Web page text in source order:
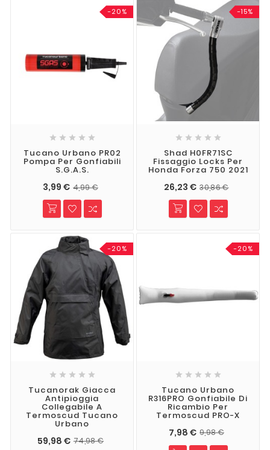
-20%
    
Tucano Urbano PR02
Pompa Per Gonfiabili
S.G.A.S.
3,99 € 4,99 €
-15%
    
Shad H0FR71SC
Fissaggio Locks Per
Honda Forza 750 2021
26,23 € 30,86 €
-20%
    
Tucanorak Giacca
Antipioggia
Collegabile A
Termoscud Tucano
Urbano
59,98 € 74,98 €
-20%
    
Tucano Urbano
R316PRO Gonfiabile Di
Ricambio Per
Termoscud PRO-X
7,98 € 9,98 €